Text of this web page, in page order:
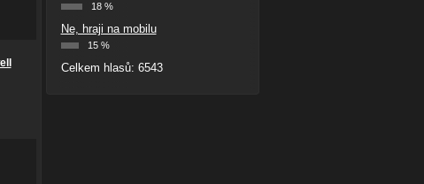
18 %
Ne, hraji na mobilu
15 %
Celkem hlasů: 6543